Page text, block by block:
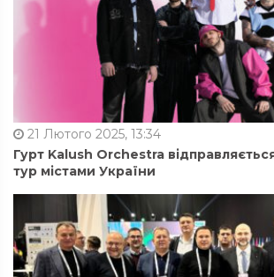
21 Лютого 2025, 13:34
Гурт Kalush Orchestra
тур містами України